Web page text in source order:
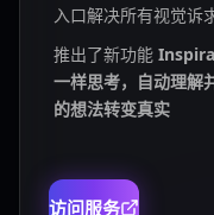
入口解决所有视觉诉
推出了新功能
一样思考，自动理解
的想法转变真实
访问服务